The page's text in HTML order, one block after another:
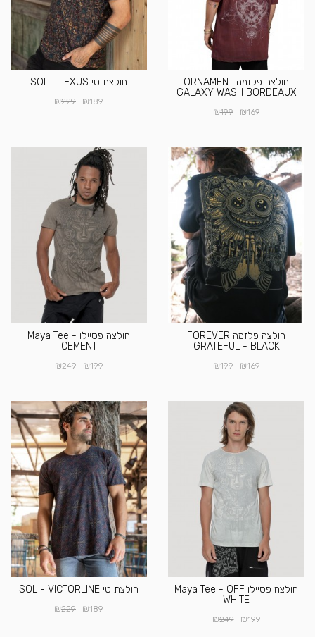
חולצה פלזמה ORNAMENT
GALAXY WASH BORDEAUX
₪169
₪199
חולצת טי SOL - LEXUS
₪189
₪229
חולצה פלזמה FOREVER
GRATEFUL - BLACK
₪169
₪199
חולצה פסיילו Maya Tee -
CEMENT
₪199
₪249
חולצה פסיילו Maya Tee - OFF
WHITE
₪199
₪249
חולצת טי SOL - VICTORLINE
₪189
₪229